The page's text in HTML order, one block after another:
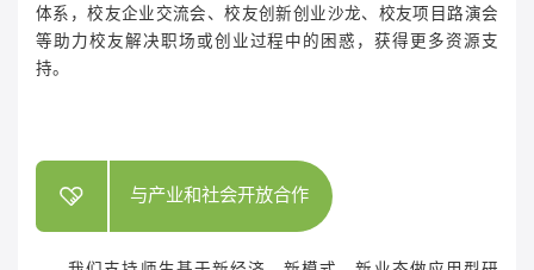
体系，校友企业交流会、校友创新创业沙龙、校友项目路演会
等助力校友解决职场或创业过程中的困惑，获得更多资源支
持。
与产业和社会开放合作